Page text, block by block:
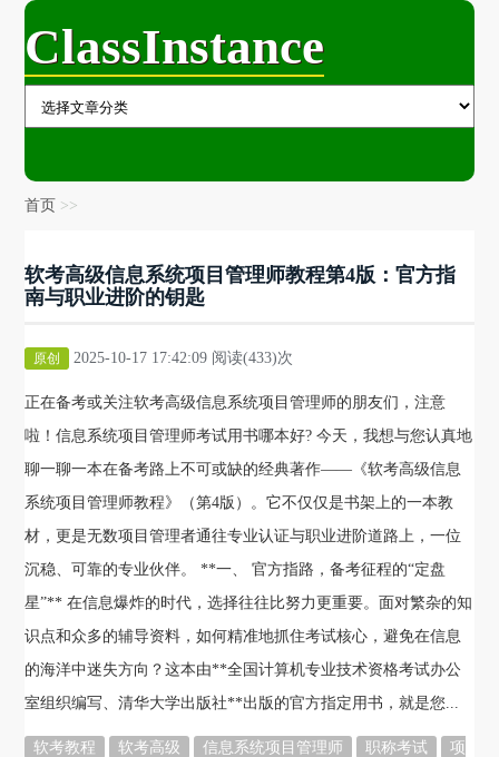
ClassInstance
首页
软考高级信息系统项目管理师教程第4版：官方指
南与职业进阶的钥匙
原创 2025-10-17 17:42:09 阅读(433)次
正在备考或关注软考高级信息系统项目管理师的朋友们，注意
啦！信息系统项目管理师考试用书哪本好? 今天，我想与您认真地
聊一聊一本在备考路上不可或缺的经典著作——《软考高级信息
系统项目管理师教程》（第4版）。它不仅仅是书架上的一本教
材，更是无数项目管理者通往专业认证与职业进阶道路上，一位
沉稳、可靠的专业伙伴。 **一、 官方指路，备考征程的“定盘
星”** 在信息爆炸的时代，选择往往比努力更重要。面对繁杂的知
识点和众多的辅导资料，如何精准地抓住考试核心，避免在信息
的海洋中迷失方向？这本由**全国计算机专业技术资格考试办公
室组织编写、清华大学出版社**出版的官方指定用书，就是您...
软考教程 软考高级 信息系统项目管理师 职称考试
项